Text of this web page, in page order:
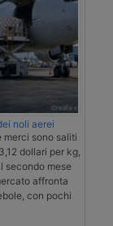
noli aerei
merci sono saliti
dollari per kg,
secondo mese
affronta
con pochi